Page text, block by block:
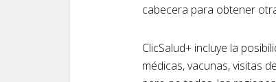
cabecera para obtener
ClicSalud+ incluye la
médicas, vacunas, visitas